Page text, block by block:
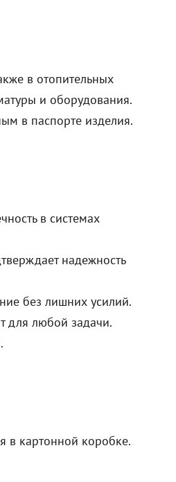
в отопительных
и оборудования.
в паспорте изделия.
в системах
надежность
без лишних усилий.
для любой задачи.
в картонной коробке.